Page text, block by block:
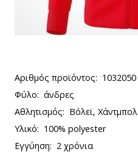
Αριθμός προϊόντος: 1032050
Φύλο: άνδρες
Αθλητισμός: Βόλεϊ, Χάντμπολ
Υλικό: 100% polyester
Εγγύηση: 2 χρόνια